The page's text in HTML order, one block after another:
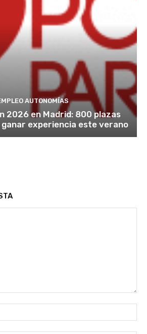
AUTONOMÍAS
2026 en Madrid: 800 plazas
experiencia este verano